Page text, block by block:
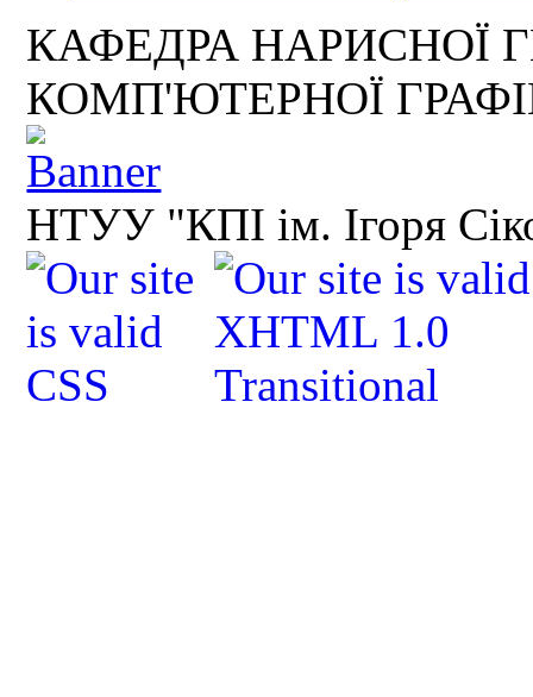
КАФЕДРА НАРИСНОЇ
КОМП'ЮТЕРНОЇ
НТУУ "КПІ ім. Ігоря